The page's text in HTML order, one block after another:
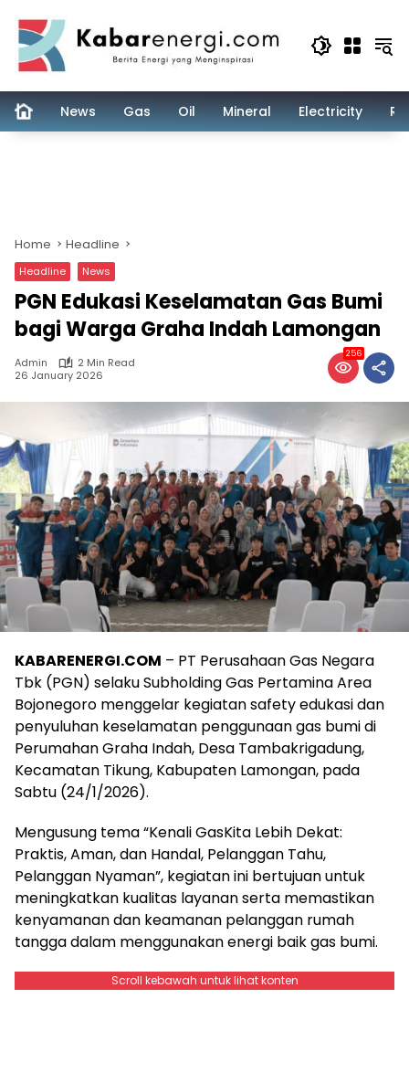
content
News Gas Oil Mineral Electricity
Home Headline
Headline News
PGN Edukasi Keselamatan Gas Bumi
bagi Warga Graha Indah Lamongan
Admin
2 Min Read
26 January 2026
256
KABARENERGI.COM – PT Perusahaan Gas Negara
Tbk (PGN) selaku Subholding Gas Pertamina Area
Bojonegoro menggelar kegiatan safety edukasi dan
penyuluhan keselamatan penggunaan gas bumi di
Perumahan Graha Indah, Desa Tambakrigadung,
Kecamatan Tikung, Kabupaten Lamongan, pada
Sabtu (24/1/2026).
Mengusung tema “Kenali GasKita Lebih Dekat:
Praktis, Aman, dan Handal, Pelanggan Tahu,
Pelanggan Nyaman”, kegiatan ini bertujuan untuk
meningkatkan kualitas layanan serta memastikan
kenyamanan dan keamanan pelanggan rumah
tangga dalam menggunakan energi baik gas bumi.
Scroll kebawah untuk lihat konten